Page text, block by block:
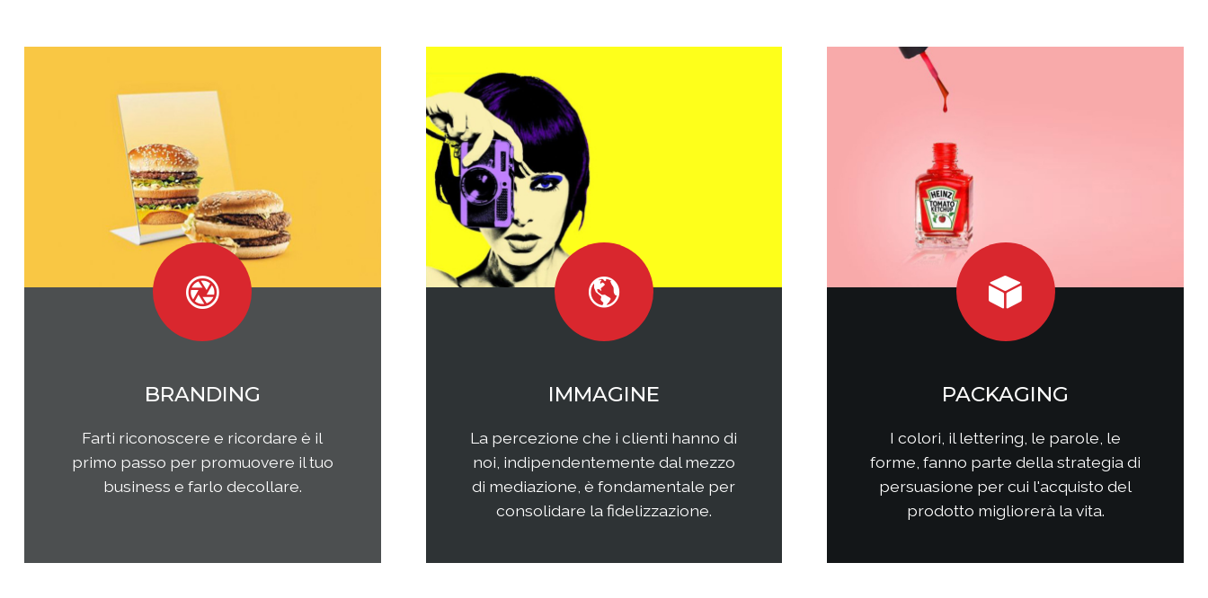
MARKETING
Qual è il tuo rapporto con i clienti e
come questi ultimi percepiscono la
tua impresa e i tuoi prodotti o
riferimento?
WEB MARKETING
Il web continua ad essere una
frontiera non facilmente
raggiungibile perchè considerata
semplice ed immediata. Avere
attenta analisi che una specifica
SOCIAL MEDIA
Come questi nuovi media
interagiscono con i consumatori?
Come interagire con clienti/utenti
Come comporre la strategia di